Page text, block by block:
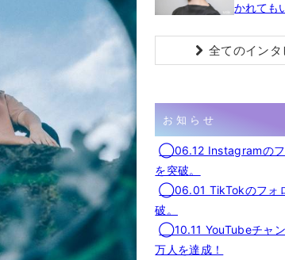
かれても
全てのインタ
お知らせ
◯06.12 Instagramのフ
を突破。
◯06.01 TikTokのフォ
破。
◯10.11 YouTubeチャ
万人を達成！